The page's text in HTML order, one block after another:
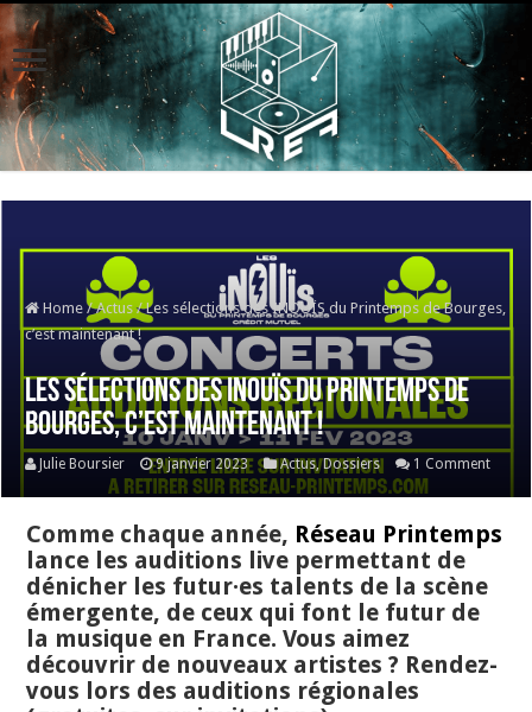
Home / Actus / Les sélections des INOUÏS du Printemps de Bourges,
c’est maintenant !
Les sélections des INOUÏS du Printemps de
Bourges, c’est maintenant !
Julie Boursier 9 janvier 2023 Actus,Dossiers 1 Comment
Comme chaque année, Réseau Printemps
lance les auditions live permettant de
dénicher les futur·es talents de la scène
émergente, de ceux qui font le futur de
la musique en France. Vous aimez
découvrir de nouveaux artistes ? Rendez-
vous lors des auditions régionales